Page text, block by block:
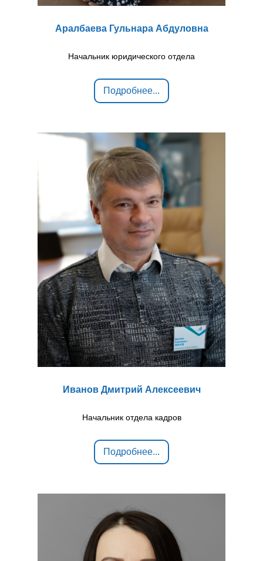
Аралбаева Гульнара Абдуловна
Начальник юридического отдела
Подробнее...
Иванов Дмитрий Алексеевич
Начальник отдела кадров
Подробнее...